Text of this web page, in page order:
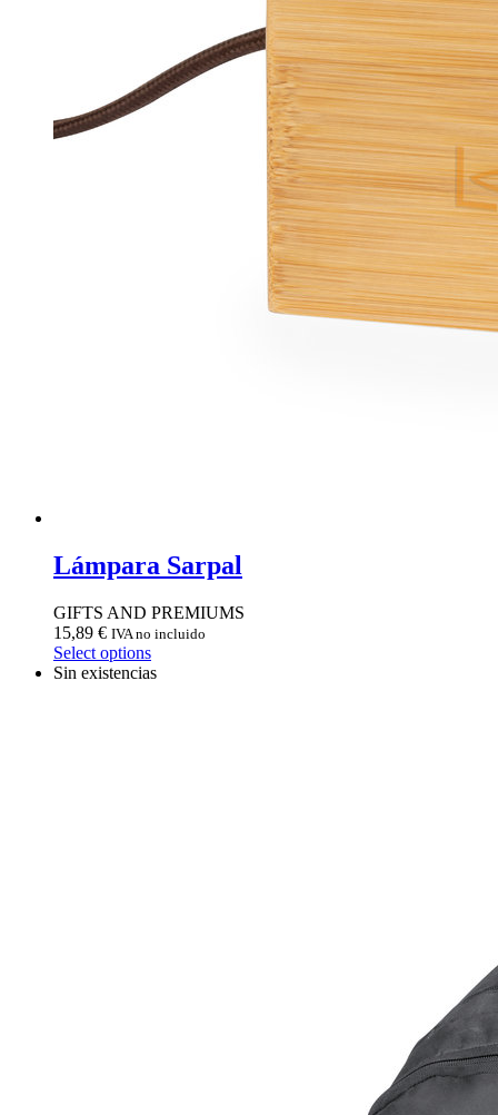
Lámpara Sarpal
GIFTS AND PREMIUMS
15,89 € IVA no incluido
Select options
Sin existencias